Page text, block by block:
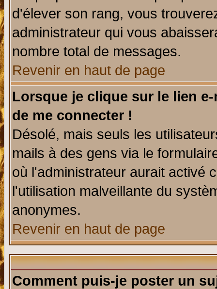
d'élever son rang, vous
administrateur qui vous
nombre total de messages.
Revenir en haut de page
Lorsque je clique sur le lien
de me connecter !
Désolé, mais seuls les
mails à des gens via le
où l'administrateur aurait activé
l'utilisation malveillante du
anonymes.
Revenir en haut de page
Comment puis-je poster un